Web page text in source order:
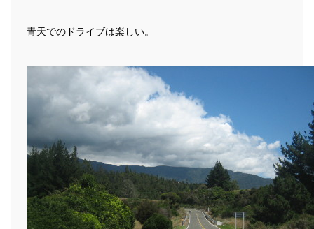
青天でのドライブは楽しい。